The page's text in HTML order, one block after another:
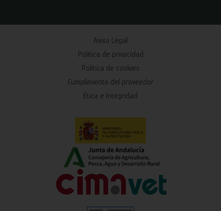
Aviso Legal
Política de privacidad
Política de cookies
Cumplimiento del proveedor
Ética e Integridad